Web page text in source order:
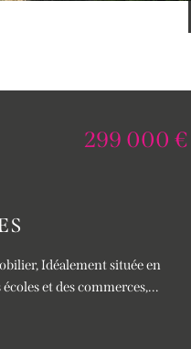
299 000 €
Idéalement située en
et des commerces,...